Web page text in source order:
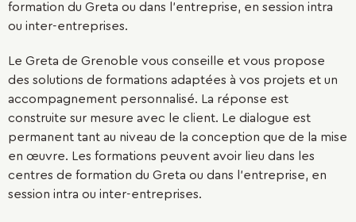
formation du Greta ou dans l'entreprise, en session intra
ou inter-entreprises.
Le Greta de Grenoble vous conseille et vous propose
des solutions de formations adaptées à vos projets et un
accompagnement personnalisé. La réponse est
construite sur mesure avec le client. Le dialogue est
permanent tant au niveau de la conception que de la mise
en œuvre. Les formations peuvent avoir lieu dans les
centres de formation du Greta ou dans l'entreprise, en
session intra ou inter-entreprises.